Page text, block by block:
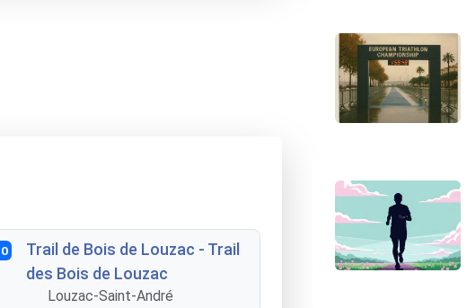
Trail de Bois de Louzac - Trail
des Bois de Louzac
Louzac-Saint-André